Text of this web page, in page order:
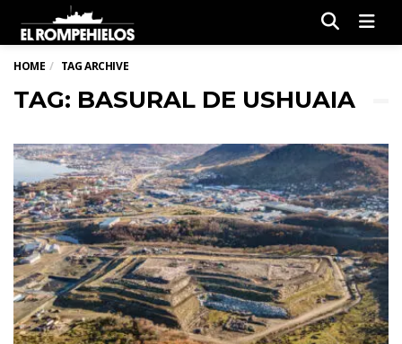
HOME TAG ARCHIVE
TAG: BASURAL DE USHUAIA